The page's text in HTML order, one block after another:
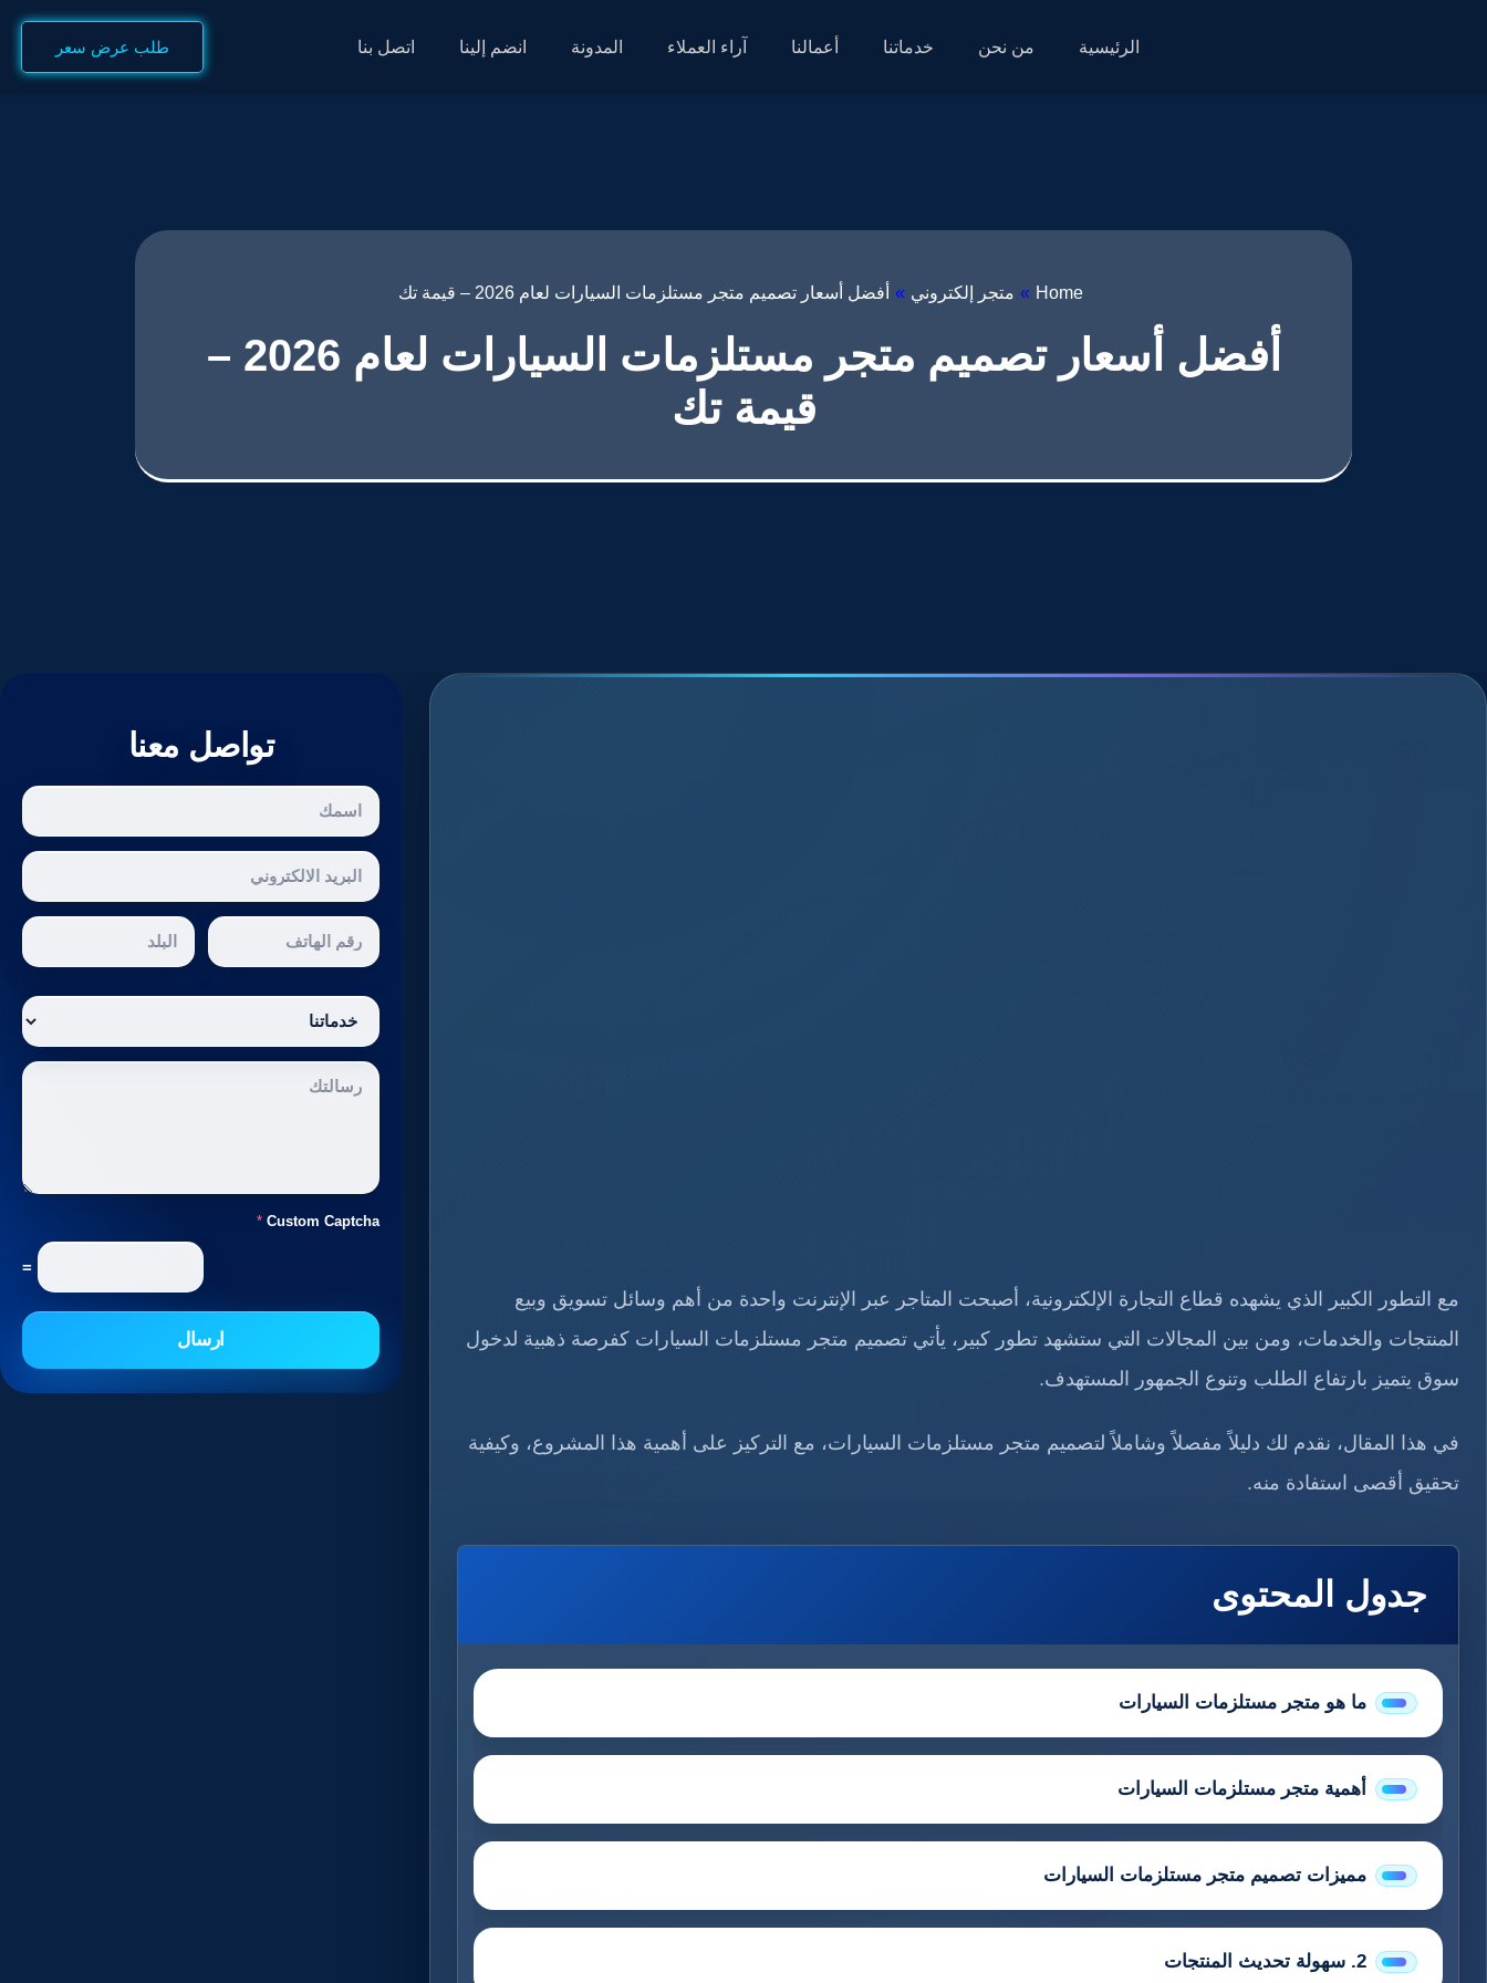
الرئيسية من نحن خدماتنا أعمالنا آراء العملاء المدونة انضم إلينا اتصل بنا طلب عرض سعر
Home
» متجر إلكتروني » أفضل أسعار تصميم متجر مستلزمات السيارات لعام 2026 – قيمة تك
أفضل أسعار تصميم متجر مستلزمات السيارات لعام 2026 –
قيمة تك
مع التطور الكبير الذي يشهده قطاع التجارة الإلكترونية، أصبحت المتاجر عبر الإنترنت واحدة من أهم وسائل تسويق وبيع
المنتجات والخدمات، ومن بين المجالات التي ستشهد تطور كبير، يأتي تصميم متجر مستلزمات السيارات كفرصة ذهبية لدخول
سوق يتميز بارتفاع الطلب وتنوع الجمهور المستهدف.
في هذا المقال، نقدم لك دليلاً مفصلاً وشاملاً لتصميم متجر مستلزمات السيارات، مع التركيز على أهمية هذا المشروع، وكيفية
تحقيق أقصى استفادة منه.
جدول المحتوى
ما هو متجر مستلزمات السيارات
أهمية متجر مستلزمات السيارات
مميزات تصميم متجر مستلزمات السيارات
2. سهولة تحديث المنتجات
تواصل معنا
Custom Captcha
*
=
ارسال